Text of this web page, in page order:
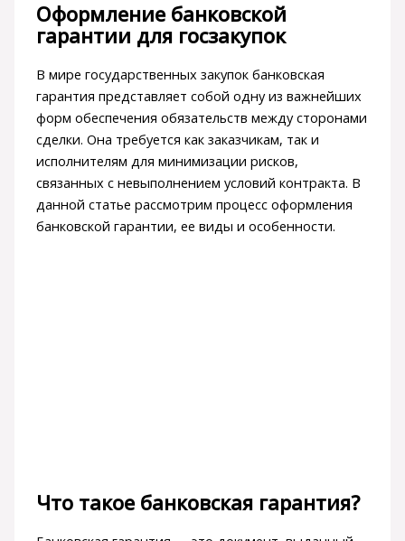
Оформление банковской
гарантии для госзакупок
В мире государственных закупок банковская
гарантия представляет собой одну из важнейших
форм обеспечения обязательств между сторонами
сделки. Она требуется как заказчикам, так и
исполнителям для минимизации рисков,
связанных с невыполнением условий контракта. В
данной статье рассмотрим процесс оформления
банковской гарантии, ее виды и особенности.
Что такое банковская гарантия?